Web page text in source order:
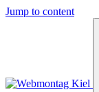
Jump to content